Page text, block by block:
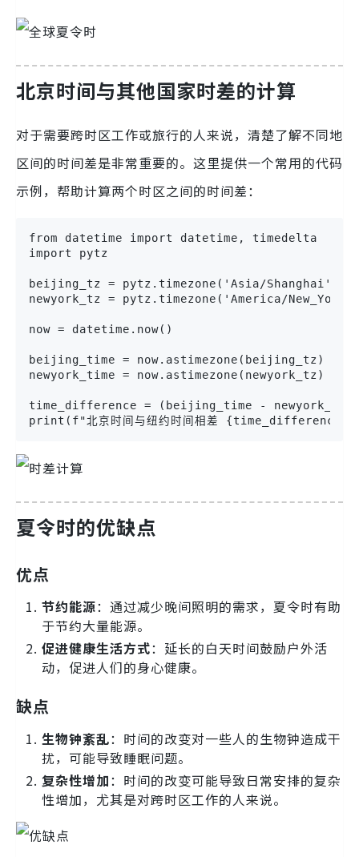
北京时间与其他国家时差的计算
对于需要跨时区工作或旅行的人来说，清楚了解不同地
区间的时间差是非常重要的。这里提供一个常用的代码
示例，帮助计算两个时区之间的时间差：
from datetime import datetime, timedelta
import pytz
beijing_tz = pytz.timezone('Asia/Shanghai')
newyork_tz = pytz.timezone('America/
now = datetime.now()
beijing_time = now.astimezone(beijing_tz)
newyork_time = now.astimezone(newyork_tz)
time_difference = (beijing_time -
print(f"北京时间与纽约时间相差 {time_difference}
夏令时的优缺点
优点
节约能源：通过减少晚间照明的需求，夏令时有助
于节约大量能源。
促进健康生活方式：延长的白天时间鼓励户外活
动，促进人们的身心健康。
缺点
生物钟紊乱：时间的改变对一些人的生物钟造成干
扰，可能导致睡眠问题。
复杂性增加：时间的改变可能导致日常安排的复杂
性增加，尤其是对跨时区工作的人来说。